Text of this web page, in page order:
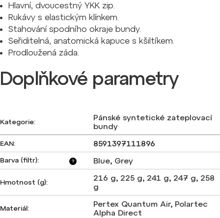
Hlavní, dvoucestný YKK zip.
Rukávy s elastickým klínkem.
Stahování spodního okraje bundy.
Seřiditelná, anatomická kapuce s kšiltíkem.
Prodloužená záda.
Doplňkové parametry
Kategorie:
Pánské syntetické zateplovací
bundy
EAN: 8591397111896
?
Barva (filtr): Blue, Grey
Hmotnost (g): 216 g, 225 g, 241 g, 247 g, 258
g
Materiál: Pertex Quantum Air, Polartec
Alpha Direct